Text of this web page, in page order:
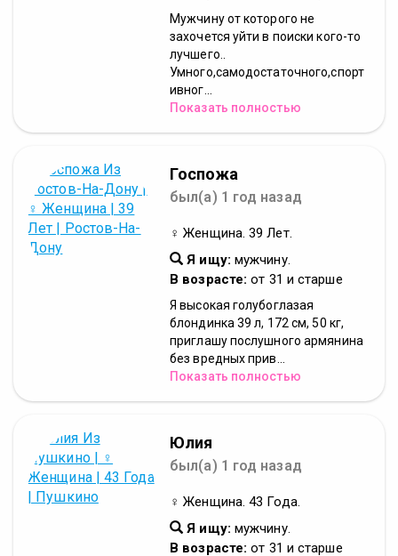
Мужчину от которого не
захочется уйти в поиски кого-то
лучшего..
Умного,самодостаточного,спорт
ивног...
Показать полностью
Госпожа
был(а) 1 год назад
♀ Женщина. 39 Лет.
Я ищу: мужчину.
В возрасте: от 31 и старше
Я высокая голубоглазая
блондинка 39 л, 172 см, 50 кг,
приглашу послушного армянина
без вредных прив...
Показать полностью
Юлия
был(а) 1 год назад
♀ Женщина. 43 Года.
Я ищу: мужчину.
В возрасте: от 31 и старше